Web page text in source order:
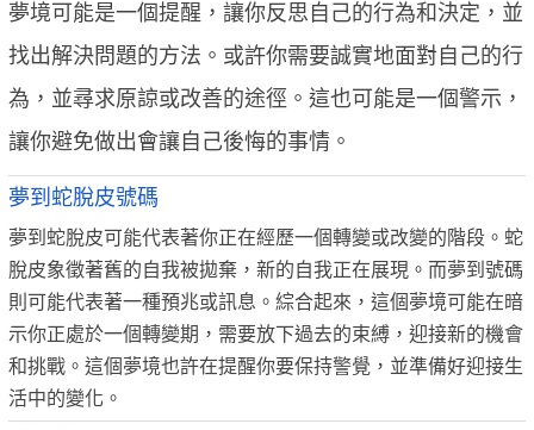
夢境可能是一個提醒，讓你反思自己的行為和決定，並
找出解決問題的方法。或許你需要誠實地面對自己的行
為，並尋求原諒或改善的途徑。這也可能是一個警示，
讓你避免做出會讓自己後悔的事情。
夢到蛇脫皮號碼
夢到蛇脫皮可能代表著你正在經歷一個轉變或改變的階段。蛇
脫皮象徵著舊的自我被拋棄，新的自我正在展現。而夢到號碼
則可能代表著一種預兆或訊息。綜合起來，這個夢境可能在暗
示你正處於一個轉變期，需要放下過去的束縛，迎接新的機會
和挑戰。這個夢境也許在提醒你要保持警覺，並準備好迎接生
活中的變化。